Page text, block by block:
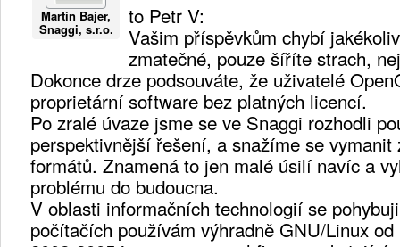
Martin Bajer,
Snaggi, s.r.o.
to Petr V:
Vašim příspěvkům chybí
zmatečné, pouze šíříte strach,
Dokonce drze podsouváte, že uživatelé
proprietární software bez platných licencí.
Po zralé úvaze jsme se ve Snaggi rozhodli
perspektivnější řešení, a snažíme se vymanit
formátů. Znamená to jen malé úsilí navíc a
problému do budoucna.
V oblasti informačních technologií se
počítačích používám výhradně GNU/Linux